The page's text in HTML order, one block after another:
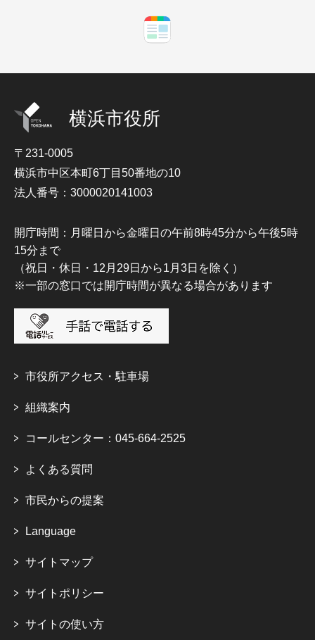
横浜市役所
〒231-0005
横浜市中区本町6丁目50番地の10
法人番号：3000020141003
開庁時間：月曜日から金曜日の午前8時45分から午後5時
15分まで
（祝日・休日・12月29日から1月3日を除く）
※一部の窓口では開庁時間が異なる場合があります
市役所アクセス・駐車場
組織案内
コールセンター：045-664-2525
よくある質問
市民からの提案
Language
サイトマップ
サイトポリシー
サイトの使い方